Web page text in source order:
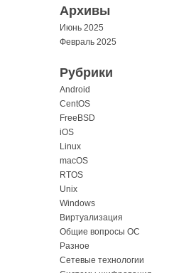
Архивы
Июнь 2025
Февраль 2025
Рубрики
Android
CentOS
FreeBSD
iOS
Linux
macOS
RTOS
Unix
Windows
Виртуализация
Общие вопросы ОС
Разное
Сетевые технологии